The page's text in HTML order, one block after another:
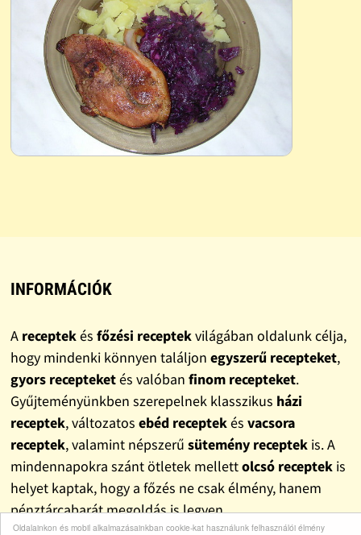
Oldalainkon és mobil alkalmazásainkban cookie-kat használunk felhasználói élmény
INFORMÁCIÓK
A receptekés főzési receptekvilágában oldalunk célja,
hogy mindenki könnyen találjon egyszerű recepteket,
gyors recepteketés valóban finom recepteket.
Gyűjteményünkben szerepelnek klasszikus házi
receptek, változatos ebéd receptekés vacsora
receptek, valamint népszerű sütemény receptekis. A
mindennapokra szánt ötletek mellettolcsó receptekis
helyet kaptak, hogy a főzés ne csak élmény, hanem
pénztárcabarát megoldás is legyen.